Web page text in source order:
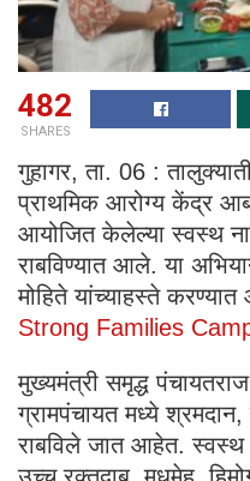
482
SHARES
गुहागर, ता. 06 :
प्राथमिक आरोग्य केंद्र
आयोजित केलेल्या स्वस्थ
राबविण्यात आले. या
मोहिते यांच्याहस्ते
Strong Families
मुख्यमंत्री समृद्ध
ग्रामपंचायत मध्ये
राबविले जात आहेत. स्वस्थ
उच्च रक्तदाब, मधुमेह,